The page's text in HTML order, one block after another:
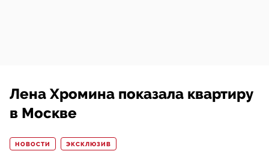
Лена Хромина показала квартиру
в Москве
НОВОСТИ ЭКСКЛЮЗИВ